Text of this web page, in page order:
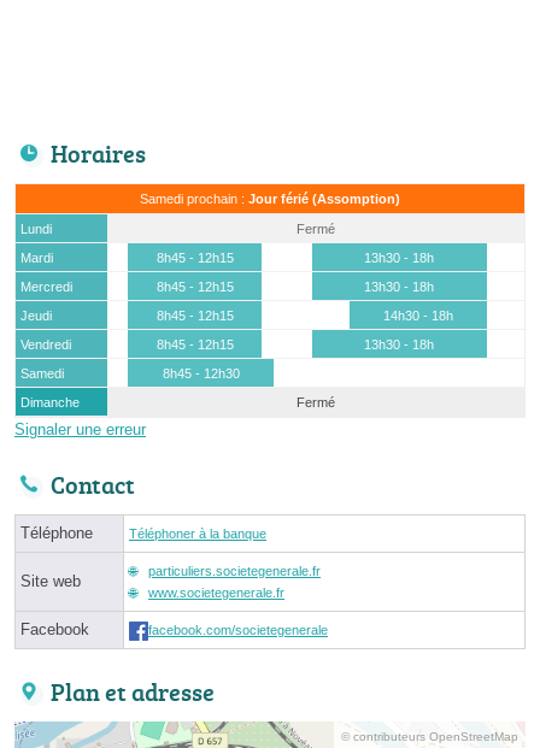
Horaires
Samedi prochain : Jour férié (Assomption)
Lundi
Fermé
Mardi
8h45 - 12h15
13h30 - 18h
Mercredi
8h45 - 12h15
13h30 - 18h
Jeudi
8h45 - 12h15
14h30 - 18h
Vendredi
8h45 - 12h15
13h30 - 18h
Samedi
8h45 - 12h30
Dimanche
Fermé
Signaler une erreur
Contact
Téléphone Téléphoner à la banque
Site web
particuliers.societegenerale.fr
www.societegenerale.fr
Facebook facebook.com/societegenerale
Plan et adresse
© contributeurs OpenStreetMap